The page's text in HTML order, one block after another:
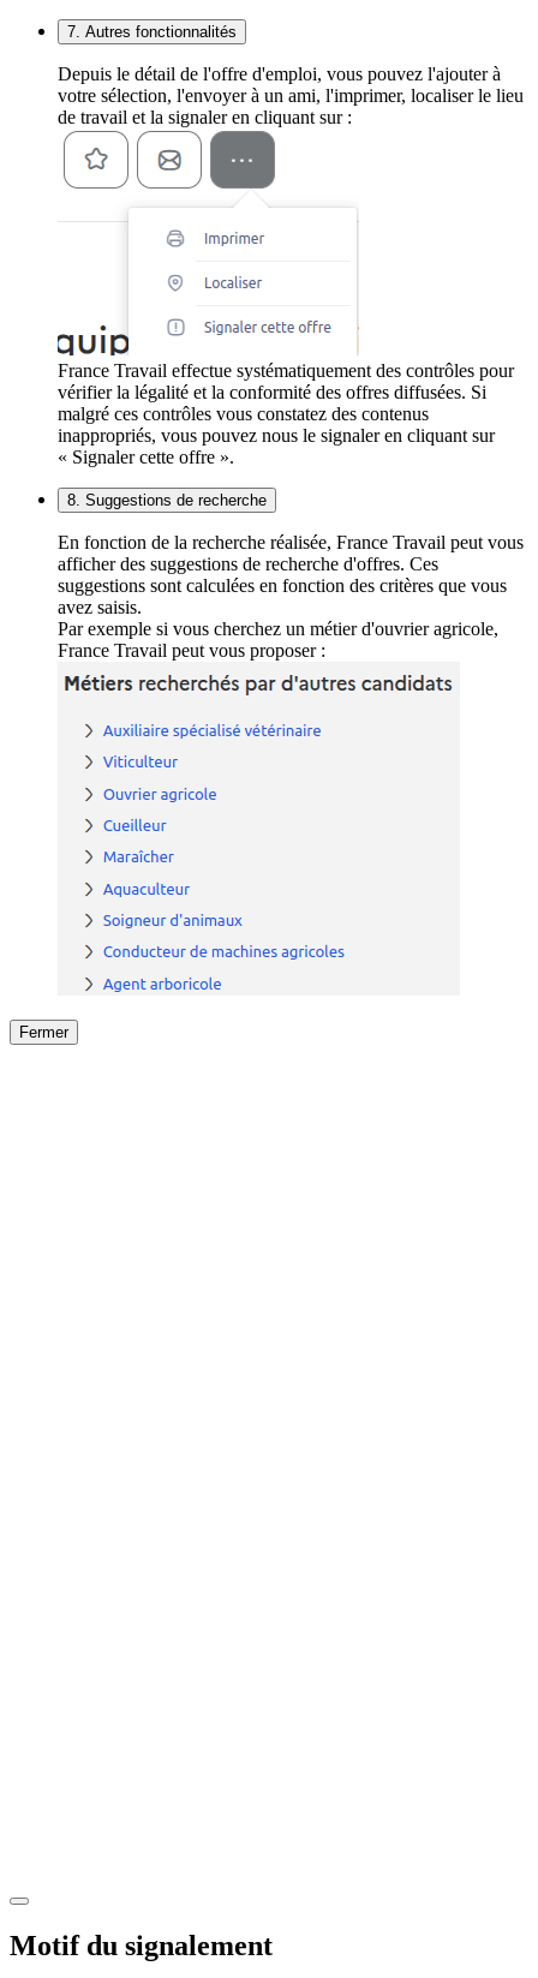
7. Autres fonctionnalités
Depuis le détail de l'offre d'emploi, vous pouvez l'ajouter à
votre sélection, l'envoyer à un ami, l'imprimer, localiser le lieu
de travail et la signaler en cliquant sur :
France Travail effectue systématiquement des contrôles pour
vérifier la légalité et la conformité des offres diffusées. Si
malgré ces contrôles vous constatez des contenus
inappropriés, vous pouvez nous le signaler en cliquant sur
« Signaler cette offre ».
8. Suggestions de recherche
En fonction de la recherche réalisée, France Travail peut vous
afficher des suggestions de recherche d'offres. Ces
suggestions sont calculées en fonction des critères que vous
avez saisis.
Par exemple si vous cherchez un métier d'ouvrier agricole,
France Travail peut vous proposer :
Fermer
Motif du signalement